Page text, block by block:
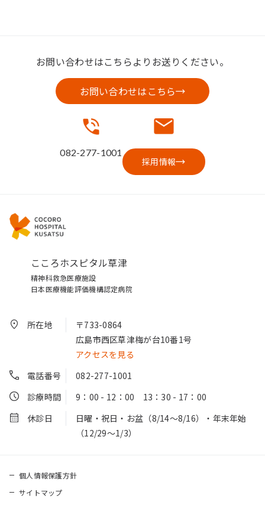
お問い合わせはこちらよりお送りください。
お問い合わせはこちら
082-277-1001
採用情報
こころホスピタル草津
精神科救急医療施設
日本医療機能評価機構認定病院
所在地
〒733-0864
広島市西区草津梅が台10番1号
アクセスを見る
電話番号
082-277-1001
診療時間
9：00 - 12：00 13：30 - 17：00
休診日
日曜・祝日・お盆（8/14～8/16）・年末年始
（12/29～1/3）
個人情報保護方針
サイトマップ